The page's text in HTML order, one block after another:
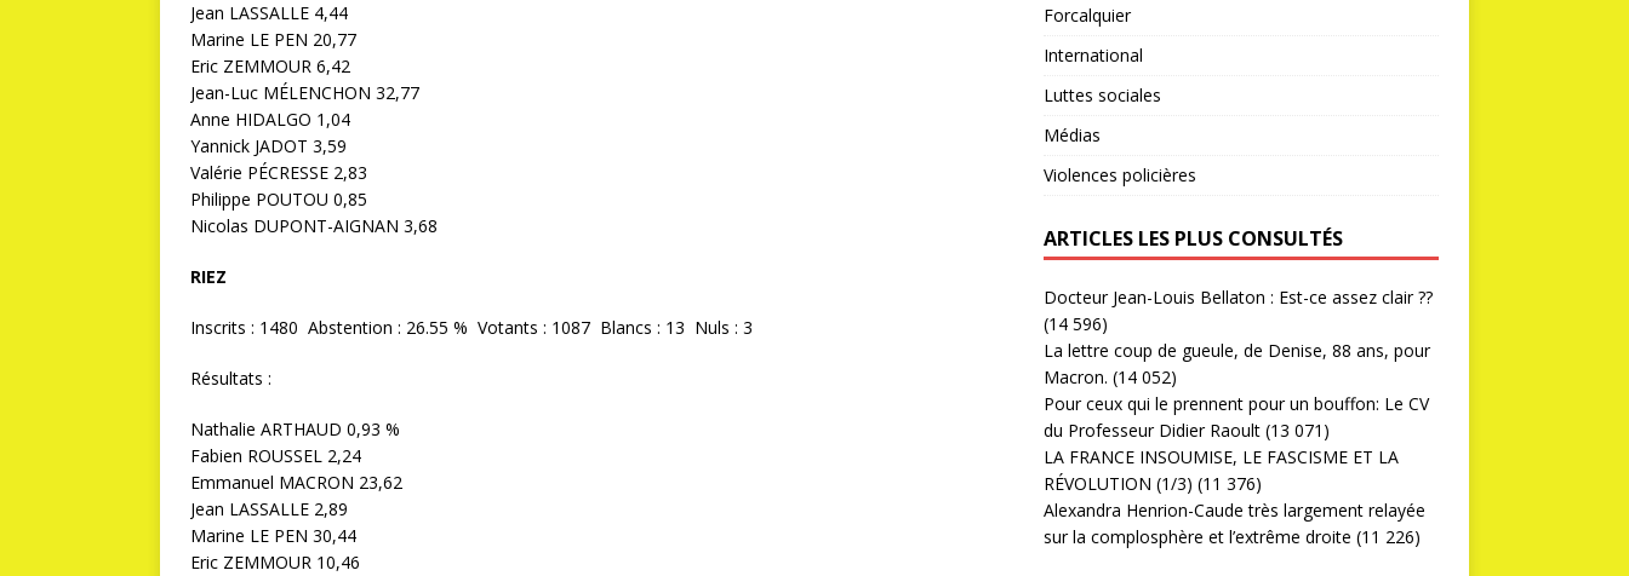
Jean LASSALLE 4,44
Marine LE PEN 20,77
Eric ZEMMOUR 6,42
Jean-Luc MÉLENCHON 32,77
Anne HIDALGO 1,04
Yannick JADOT 3,59
Valérie PÉCRESSE 2,83
Philippe POUTOU 0,85
Nicolas DUPONT-AIGNAN 3,68
RIEZ
Inscrits : 1480 Abstention : 26.55 % Votants : 1087 Blancs : 13 Nuls : 3
Résultats :
Nathalie ARTHAUD 0,93 %
Fabien ROUSSEL 2,24
Emmanuel MACRON 23,62
Jean LASSALLE 2,89
Marine LE PEN 30,44
Eric ZEMMOUR 10,46
Forcalquier
International
Luttes sociales
Médias
Violences policières
ARTICLES LES PLUS CONSULTÉS
Docteur Jean-Louis Bellaton : Est-ce assez clair ??
(14 596)
La lettre coup de gueule, de Denise, 88 ans, pour
Macron. (14 052)
Pour ceux qui le prennent pour un bouffon: Le CV
du Professeur Didier Raoult (13 071)
LA FRANCE INSOUMISE, LE FASCISME ET LA
RÉVOLUTION (1/3) (11 376)
Alexandra Henrion-Caude très largement relayée
sur la complosphère et l’extrême droite (11 226)